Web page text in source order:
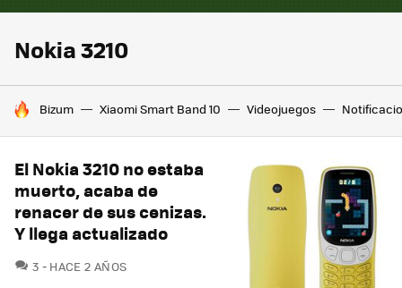
Nokia 3210
HOY SE HABLA DE
Bizum Xiaomi Smart Band 10 Videojuegos
El Nokia 3210 no estaba
muerto, acaba de
renacer de sus cenizas.
Y llega actualizado
3 COMENTARIOS
HACE 2 AÑOS